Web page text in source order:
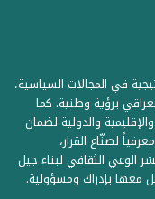
في المجالات السياسية،
برؤية وطنية. كما
والدولية لضمان
لصنّاع القرار،
الوعي الثقافي لبناء جيل
معها بإدراك ومسؤولية.